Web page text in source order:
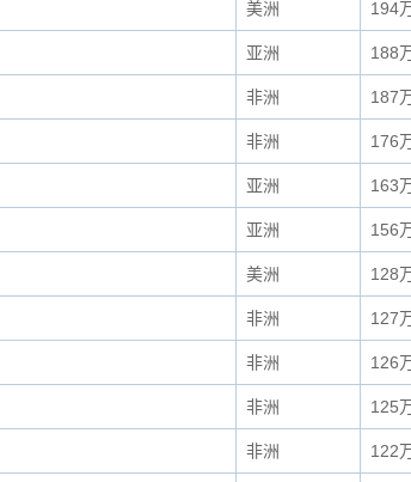
美洲 194
亚洲 188
非洲 187
非洲 176
亚洲 163
亚洲 156
美洲 128
非洲 127
非洲 126
非洲 125
非洲 122